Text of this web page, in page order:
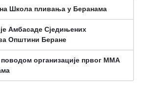
Школа пливања у Беранама
Амбасаде Сједињених
Општини Беране
организације првог ММА